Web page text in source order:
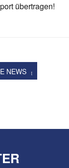
übertragen!
NEWS